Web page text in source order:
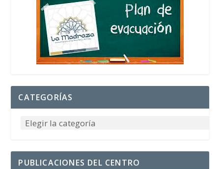
CATEGORÍAS
PUBLICACIONES DEL CENTRO